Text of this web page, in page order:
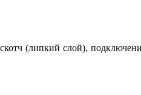
(липкий слой),